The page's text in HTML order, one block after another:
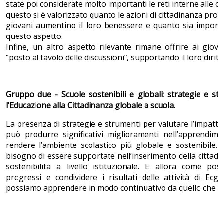
state poi considerate molto importanti le reti interne alle
questo si è valorizzato quanto le azioni di cittadinanza
giovani aumentino il loro benessere e quanto sia
questo aspetto.
Infine, un altro aspetto rilevante rimane offrire ai
“posto al tavolo delle discussioni”, supportando il loro
Gruppo due - Scuole sostenibili e globali: strategie e
l’Educazione alla Cittadinanza globale a scuola.
La presenza di strategie e strumenti per valutare
può produrre significativi miglioramenti
rendere l’ambiente scolastico più globale e
bisogno di essere supportate nell’inserimento della
sostenibilità a livello istituzionale. E allora come
progressi e condividere i risultati delle attività di
possiamo apprendere in modo continuativo da quello che